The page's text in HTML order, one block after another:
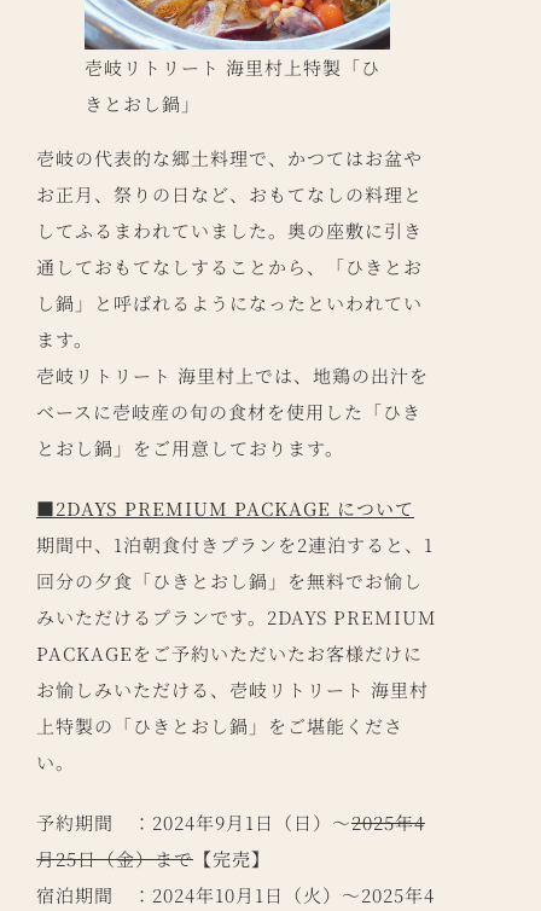
壱岐リトリート 海里村上特製「ひ
きとおし鍋」
壱岐の代表的な郷土料理で、かつてはお盆や
お正月、祭りの日など、おもてなしの料理と
してふるまわれていました。奥の座敷に引き
通しておもてなしすることから、「ひきとお
し鍋」と呼ばれるようになったといわれてい
ます。
壱岐リトリート 海里村上では、地鶏の出汁を
ベースに壱岐産の旬の食材を使用した「ひき
とおし鍋」をご用意しております。
■2DAYS PREMIUM PACKAGE について
期間中、1泊朝食付きプランを2連泊すると、1
回分の夕食「ひきとおし鍋」を無料でお愉し
みいただけるプランです。2DAYS PREMIUM
PACKAGEをご予約いただいたお客様だけに
お愉しみいただける、壱岐リトリート 海里村
上特製の「ひきとおし鍋」をご堪能くださ
い。
予約期間 ：2024年9月1日（日）～2025年4
月25日（金）まで【完売】
宿泊期間 ：2024年10月1日（火）～2025年4